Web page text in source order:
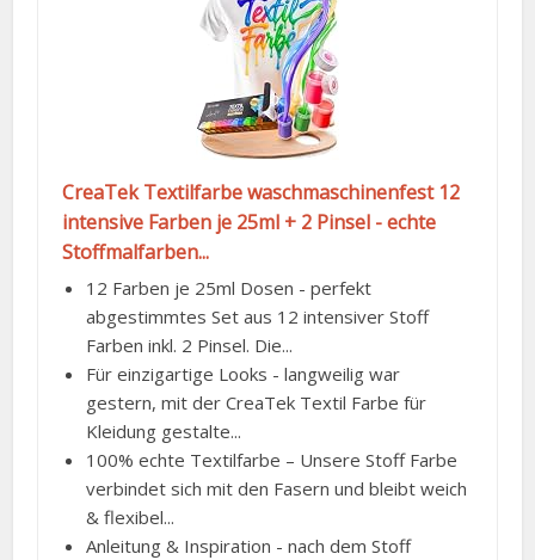
CreaTek Textilfarbe waschmaschinenfest 12
intensive Farben je 25ml + 2 Pinsel - echte
Stoffmalfarben...
12 Farben je 25ml Dosen - perfekt
abgestimmtes Set aus 12 intensiver Stoff
Farben inkl. 2 Pinsel. Die...
Für einzigartige Looks - langweilig war
gestern, mit der CreaTek Textil Farbe für
Kleidung gestalte...
100% echte Textilfarbe – Unsere Stoff Farbe
verbindet sich mit den Fasern und bleibt weich
& flexibel...
Anleitung & Inspiration - nach dem Stoff